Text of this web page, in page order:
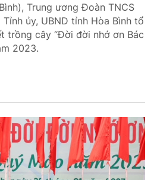
Trung ương Đoàn TNCS
ủy, UBND tỉnh Hòa Bình tổ
trồng cây “Đời đời nhớ ơn Bác
2023.